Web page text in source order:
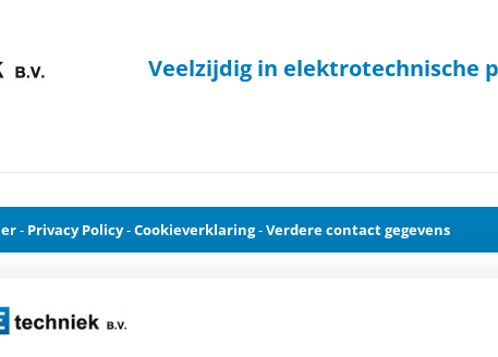
Veelzijdig in elektrotechnische
- Privacy Policy-Cookieverklaring-Verdere contact gegevens